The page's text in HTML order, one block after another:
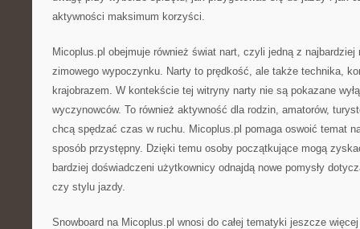
aktywności maksimum korzyści.
Micoplus.pl obejmuje również świat nart, czyli jedną z najbardziej
zimowego wypoczynku. Narty to prędkość, ale także technika,
krajobrazem. W kontekście tej witryny narty nie są pokazane
wyczynowców. To również aktywność dla rodzin, amatorów,
chcą spędzać czas w ruchu. Micoplus.pl pomaga oswoić temat
sposób przystępny. Dzięki temu osoby początkujące mogą
bardziej doświadczeni użytkownicy odnajdą nowe pomysły
czy stylu jazdy.
Snowboard na Micoplus.pl wnosi do całej tematyki jeszcze